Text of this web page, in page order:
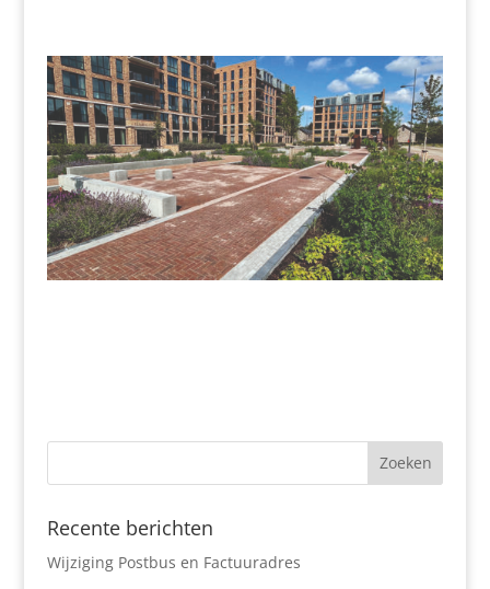
Recente berichten
Wijziging Postbus en Factuuradres